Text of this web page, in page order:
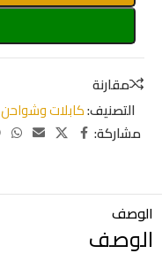
مقارنة
التصنيف:كابلات وشواحن
مشاركة:
الوصف
الوصف